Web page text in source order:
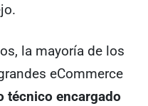
la mayoría de los
eCommerce
técnico encargado